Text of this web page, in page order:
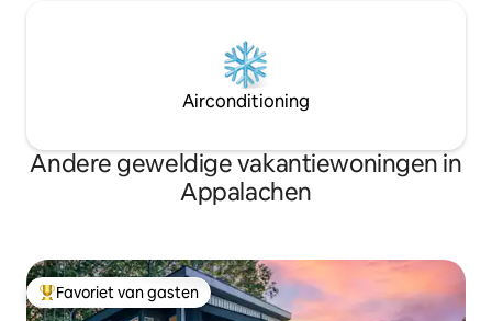
Airconditioning
Andere geweldige vakantiewoningen in
Appalachen
Topfavoriet van gasten
Favoriet van gasten